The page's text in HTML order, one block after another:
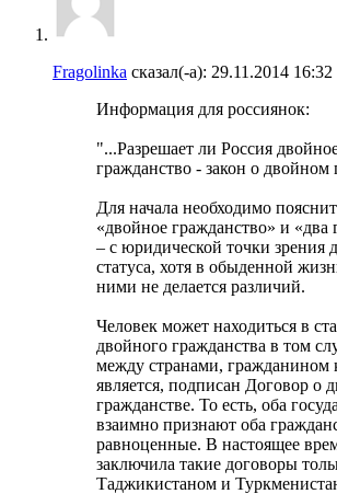
Fragolinka сказал(-а): 29.11.2014 16:32
Информация для россиянок:
"...Разрешает ли Россия
гражданство - закон о двойном
Для начала необходимо
«двойное гражданство» и «два
– с юридической точки зрения
статуса, хотя в обыденной
ними не делается различий.
Человек может находиться в
двойного гражданства в том
между странами, гражданином
является, подписан Договор о
гражданстве. То есть, оба
взаимно признают оба
равноценные. В настоящее
заключила такие договоры
Таджикистаном и